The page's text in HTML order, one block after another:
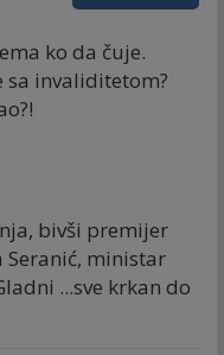
ko da čuje.
sa invaliditetom?
bivši premijer
Seranić, ministar
...sve krkan do